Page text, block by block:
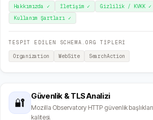
Hakkımızda ✓ İletişim ✓ Gizlilik / KVKK ✓
Kullanım Şartları ✓
TESPİT EDİLEN SCHEMA.ORG TİPLERİ
Organization WebSite SearchAction
🔐
Güvenlik & TLS Analizi
Mozilla Observatory HTTP güvenlik
kalitesi.